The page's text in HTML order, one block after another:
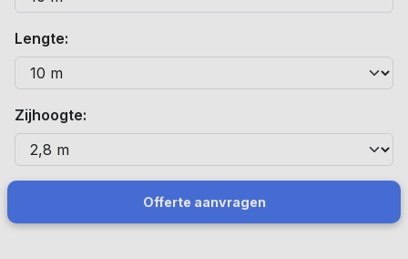
Lengte:
Zijhoogte:
Offerte aanvragen